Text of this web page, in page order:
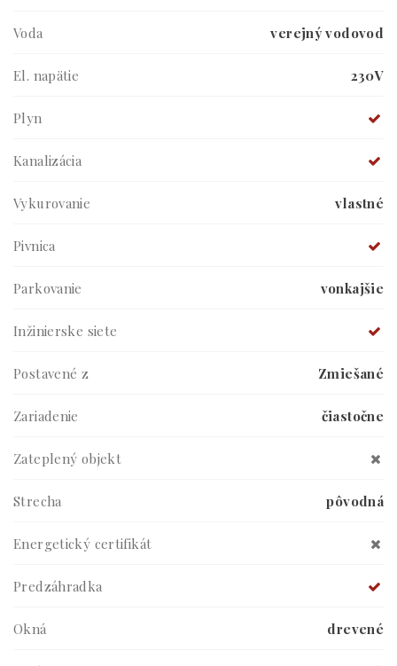
Voda verejný vodovod
El. napätie 230V
Plyn
Kanalizácia
Vykurovanie vlastné
Pivnica
Parkovanie vonkajšie
Inžinierske siete
Postavené z Zmiešané
Zariadenie čiastočne
Zateplený objekt
Strecha pôvodná
Energetický certifikát
Predzáhradka
Okná drevené